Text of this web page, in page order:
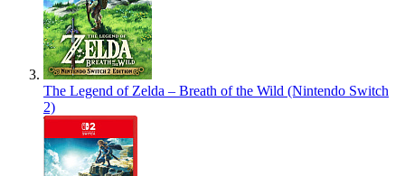
The Legend of Zelda – Breath of the Wild (Nintendo Switch
2)